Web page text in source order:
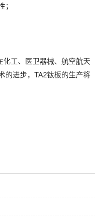
；
化工、医卫器械、航空航天
的进步，TA2钛板的生产将